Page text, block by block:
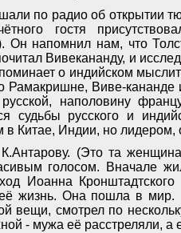
по радио об открытии
гостя
Он напомнил нам, что
Вивекананду, и
о индийском
Рамакришне, Виве-кананде
русской, наполовину
судьбы русского и
в Китае, Индии, но лидером,
(Это та
голосом. Вначале
Иоанна
жизнь. Она пошла в
вещи, смотрел по
- мужа её расстреляли,